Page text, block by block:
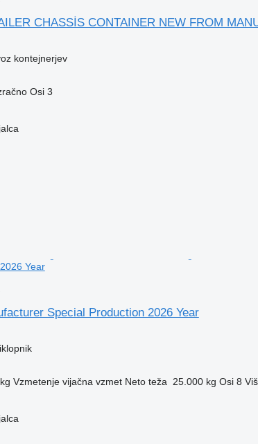
CHASSİS CONTAINER NEW FROM
kontejnerjev
Osi 3
Year
Special Production 2026 Year
Vzmetenje vijačna vzmet Neto teža 25.000 kg Osi 8